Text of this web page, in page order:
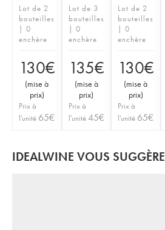
Lot de 2
bouteilles
| 0
enchère
130€
(mise à
prix)
Prix à
l'unité 65€
Lot de 3
bouteilles
| 0
enchère
135€
(mise à
prix)
Prix à
l'unité 45€
Lot de 2
bouteilles
| 0
enchère
130€
(mise à
prix)
Prix à
l'unité 65€
IDEALWINE VOUS SUGGÈRE